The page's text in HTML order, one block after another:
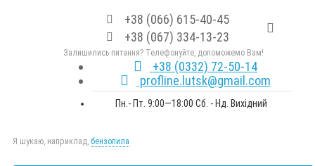
+38 (066) 615-40-45
+38 (067) 334-13-23
Залишились питання? Телефонуйте, допоможемо Вам!
+38 (0332) 72-50-14
profline.lutsk@gmail.com
Пн.- Пт. 9:00—18:00 Сб. - Нд. Вихідний
Я шукаю, наприклад, бензопила